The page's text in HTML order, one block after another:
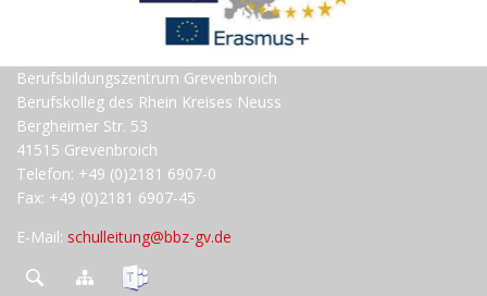
Berufsbildungszentrum Grevenbroich
Berufskolleg des Rhein Kreises Neuss
Bergheimer Str. 53
41515 Grevenbroich
Telefon: +49 (0)2181 6907-0
Fax: +49 (0)2181 6907-45
E-Mail: schulleitung@bbz-gv.de